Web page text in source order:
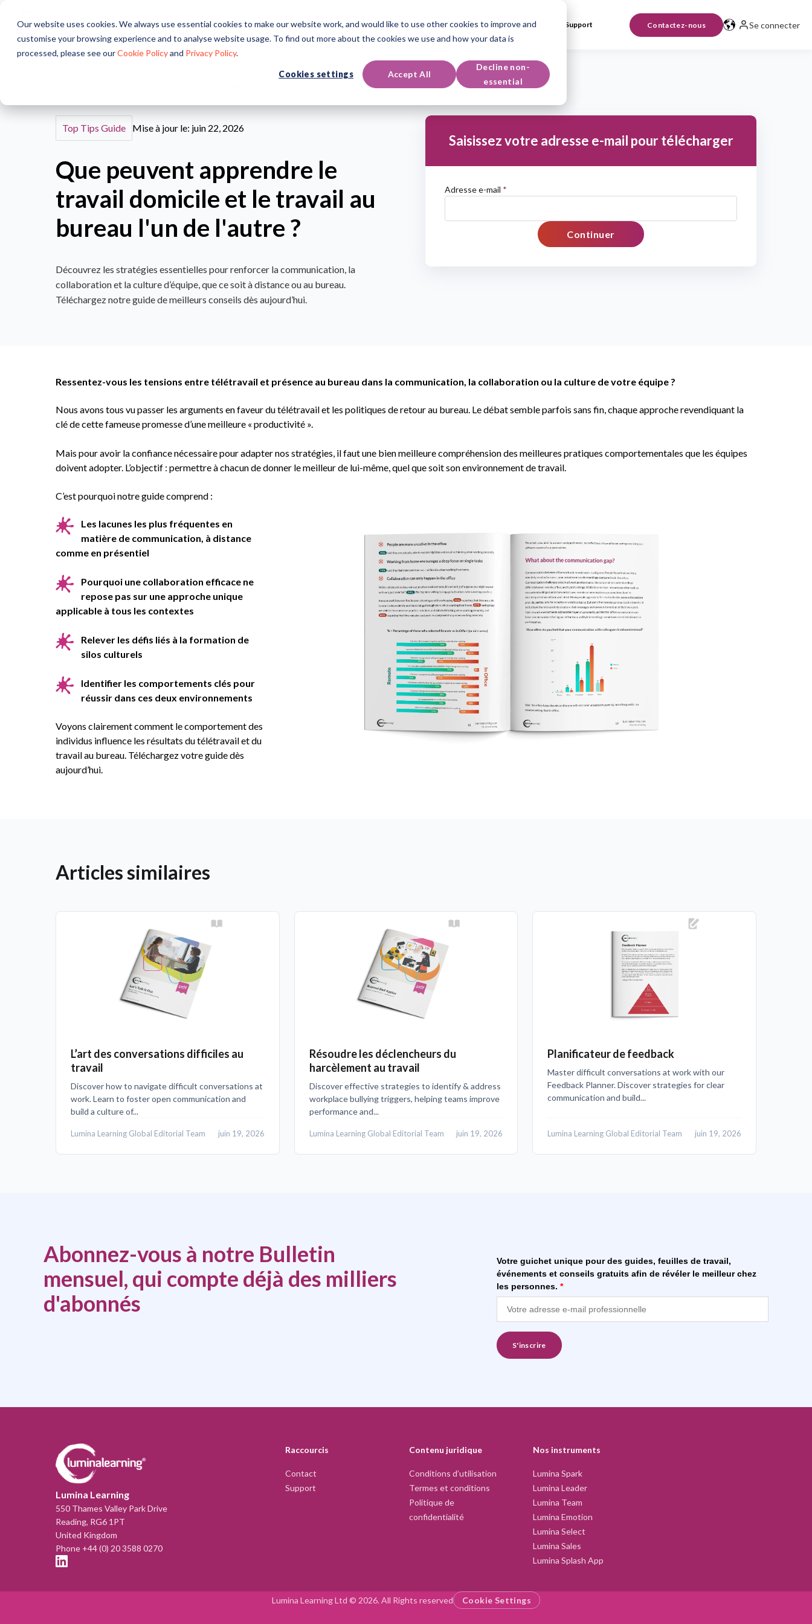
Our website uses cookies. We always use essential cookies to make our website work, and would like to use other cookies to improve and
customise your browsing experience and to analyse website usage. To find out more about the cookies we use and how your data is
processed, please see ourCookie Policyand Privacy Policy.
Cookies settings Accept All
Decline non-
essential
A propos Nos solutions Instruments Qualifications Événements & Ressources Support Contactez-nous Se connecter
Top Tips Guide Mise à jour le: juin 22, 2026
Que peuvent apprendre le
travail domicile et le travail au
bureau l'un de l'autre ?
Découvrez les stratégies essentielles pour renforcer la communication, la
collaboration et la culture d’équipe, que ce soit à distance ou au bureau.
Téléchargez notre guide de meilleurs conseils dès aujourd’hui.
Saisissez votre adresse e-mail pour télécharger
Adresse e-mail *
Continuer
Ressentez-vous les tensions entre télétravail et présence au bureau dans la communication, la collaboration ou la culture de votre équipe ?
Nous avons tous vu passer les arguments en faveur du télétravail et les politiques de retour au bureau. Le débat semble parfois sans fin, chaque approche revendiquant la
clé de cette fameuse promesse d’une meilleure « productivité ».
Mais pour avoir la confiance nécessaire pour adapter nos stratégies, il faut une bien meilleure compréhension des meilleures pratiques comportementales que les équipes
doivent adopter. L’objectif : permettre à chacun de donner le meilleur de lui-même, quel que soit son environnement de travail.
C’est pourquoi notre guide comprend :
Les lacunes les plus fréquentes en
matière de communication, à distance
comme en présentiel
Pourquoi une collaboration efficace ne
repose pas sur une approche unique
applicable à tous les contextes
Relever les défis liés à la formation de
silos culturels
Identifier les comportements clés pour
réussir dans ces deux environnements
Voyons clairement comment le comportement des
individus influence les résultats du télétravail et du
travail au bureau. Téléchargez votre guide dès
aujourd’hui.
Articles similaires
L’art des conversations difficiles au
travail
Discover how to navigate difficult conversations at
work. Learn to foster open communication and
build a culture of...
Lumina Learning Global Editorial Team juin 19, 2026
Résoudre les déclencheurs du
harcèlement au travail
Discover effective strategies to identify & address
workplace bullying triggers, helping teams improve
performance and...
Lumina Learning Global Editorial Team juin 19, 2026
Planificateur de feedback
Master difficult conversations at work with our
Feedback Planner. Discover strategies for clear
communication and build...
Lumina Learning Global Editorial Team juin 19, 2026
Abonnez-vous à notre Bulletin
mensuel, qui compte déjà des milliers
d'abonnés
Votre guichet unique pour des guides, feuilles de travail,
événements et conseils gratuits afin de révéler le meilleur chez
les personnes. *
Lumina Learning
550 Thames Valley Park Drive
Reading, RG6 1PT
United Kingdom
Phone +44 (0) 20 3588 0270
Raccourcis
Contact
Support
Contenu juridique
Conditions d’utilisation
Termes et conditions
Politique de
confidentialité
Nos instruments
Lumina Spark
Lumina Leader
Lumina Team
Lumina Emotion
Lumina Select
Lumina Sales
Lumina Splash App
Lumina Learning Ltd © 2026. All Rights reserved Cookie Settings